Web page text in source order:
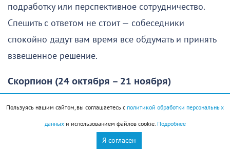
подработку или перспективное сотрудничество.
Спешить с ответом не стоит — собеседники
спокойно дадут вам время все обдумать и принять
взвешенное решение.
Скорпион (24 октября – 21 ноября)
Отличный день для начала важных дел. Звезды на
вашей стороне, поэтому добиться первых успехов
удастся быстрее, чем вы ожидали. К тому же охотно
Пользуясь нашим сайтом, вы соглашаетесь с политикой обработки персональных
данныхи использованием файлов cookie. Подробнее
Я согласен